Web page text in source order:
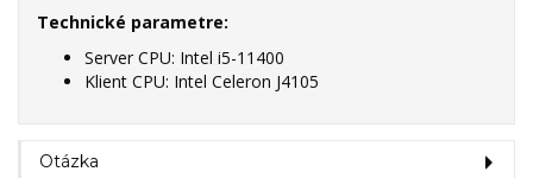
Technické parametre:
Server CPU: Intel i5-11400
Klient CPU: Intel Celeron J4105
Otázka